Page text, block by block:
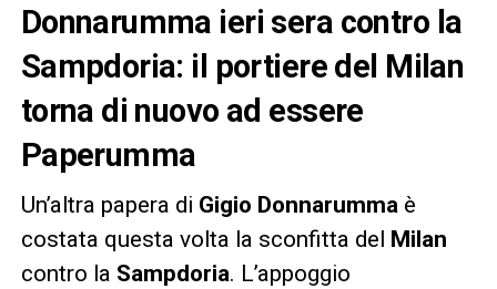
Donnarumma ieri sera contro la
Sampdoria: il portiere del Milan
torna di nuovo ad essere
Paperumma
Un’altra papera di Gigio Donnarummaè
costata questa volta la sconfitta del
Milan
contro la Sampdoria. L’appoggio